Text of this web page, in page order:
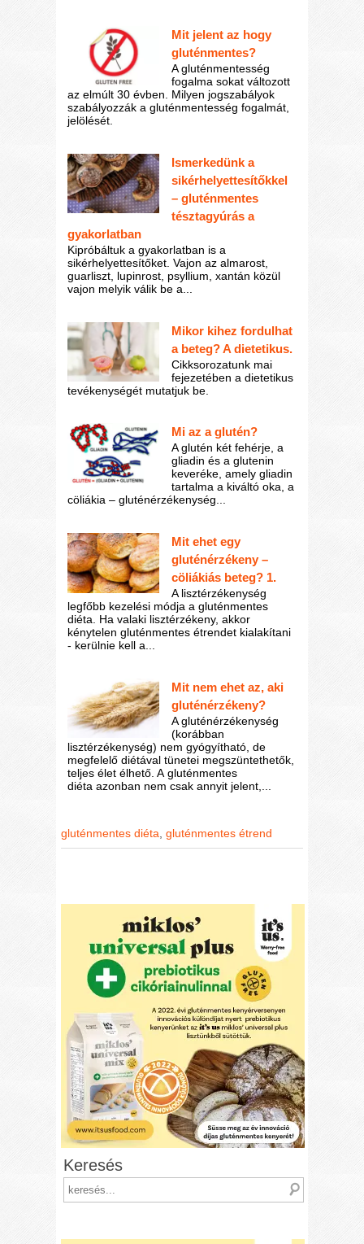
Mit jelent az hogy
gluténmentes?
A gluténmentesség
fogalma sokat változott
az elmúlt 30 évben. Milyen jogszabályok
szabályozzák a gluténmentesség fogalmát,
jelölését.
Ismerkedünk a
sikérhelyettesítőkkel
– gluténmentes
tésztagyúrás a
gyakorlatban
Kipróbáltuk a gyakorlatban is a
sikérhelyettesítőket. Vajon az almarost,
guarliszt, lupinrost, psyllium, xantán közül
vajon melyik válik be a...
Mikor kihez fordulhat
a beteg? A dietetikus.
Cikksorozatunk mai
fejezetében a dietetikus
tevékenységét mutatjuk be.
Mi az a glutén?
A glutén két fehérje, a
gliadin és a glutenin
keveréke, amely gliadin
tartalma a kiváltó oka, a
cöliákia – gluténérzékenység...
Mit ehet egy
gluténérzékeny –
cöliákiás beteg? 1.
A lisztérzékenység
legfőbb kezelési módja a gluténmentes
diéta. Ha valaki lisztérzékeny, akkor
kénytelen gluténmentes étrendet kialakítani
- kerülnie kell a...
Mit nem ehet az, aki
gluténérzékeny?
A gluténérzékenység
(korábban
lisztérzékenység) nem gyógyítható, de
megfelelő diétával tünetei megszüntethetők,
teljes élet élhető. A gluténmentes
diéta azonban nem csak annyit jelent,...
gluténmentes diéta ,gluténmentes étrend
Keresés